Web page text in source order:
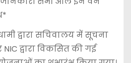
द्वारा सचिवालय में सूचना
NIC द्वारा विकसित की गई